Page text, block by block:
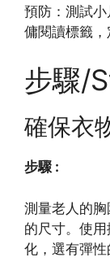
預防：測試
傭閱讀標籤，
步驟/
確保衣
步驟 :
測量老人的
的尺寸。使
化，選有彈性